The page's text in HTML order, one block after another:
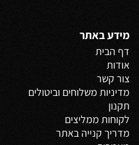
מידע באתר
דף הבית
אודות
צור קשר
מדיניות משלוחים וביטולים
תקנון
לקוחות ממליצים
מדריך קנייה באתר